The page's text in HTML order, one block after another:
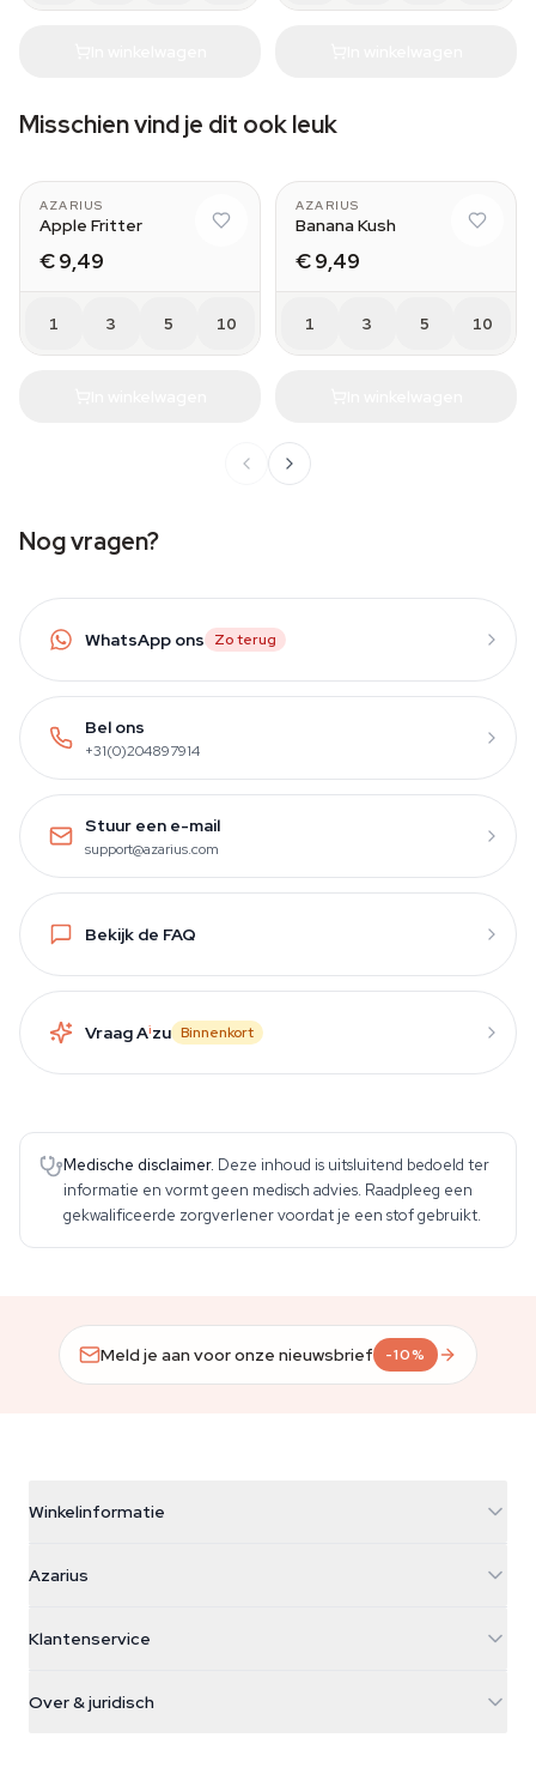
Misschien vind je dit ook leuk
AZARIUS
Apple Fritter
€ 9,49
1 3 5 10
AZARIUS
Banana Kush
€ 9,49
1 3 5 10
Nog vragen?
WhatsApp ons Zo terug
Bel ons
+31(0)204897914
Stuur een e-mail
support@azarius.com
Bekijk de FAQ
Vraag Aizu Binnenkort
Medische disclaimer. Deze inhoud is uitsluitend bedoeld ter
informatie en vormt geen medisch advies. Raadpleeg een
gekwalificeerde zorgverlener voordat je een stof gebruikt.
Meld je aan voor onze nieuwsbrief -10%
Winkelinformatie
Galvaniweg 11
Nederland
+31(0)204897914
Azarius
Smokeshop
Klantenservice
Retourbeleid
Over & juridisch